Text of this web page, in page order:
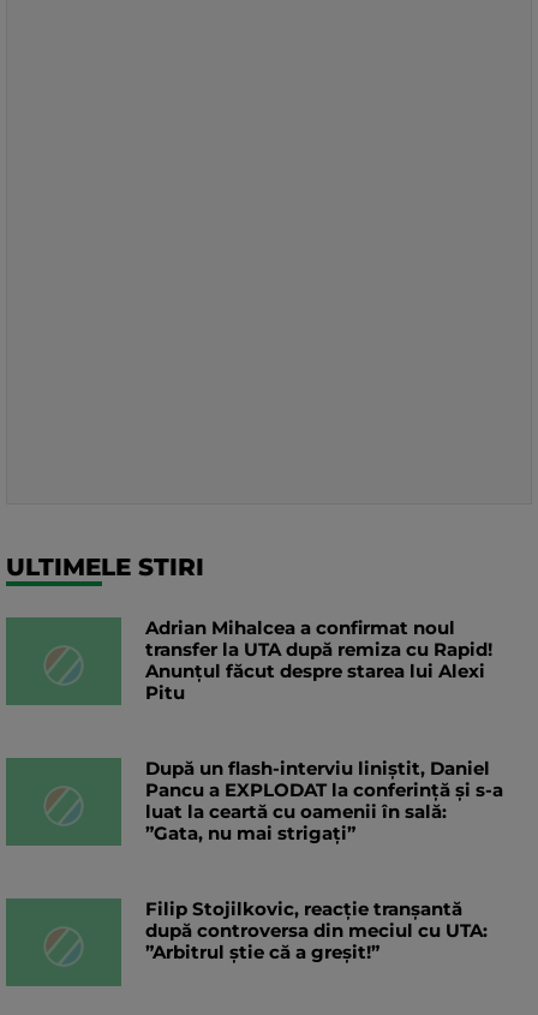
ULTIMELE STIRI
Adrian Mihalcea a confirmat noul
transfer la UTA după remiza cu Rapid!
Anunțul făcut despre starea lui Alexi
Pitu
După un flash-interviu liniștit, Daniel
Pancu a EXPLODAT la conferință și s-a
luat la ceartă cu oamenii în sală:
”Gata, nu mai strigați”
Filip Stojilkovic, reacție tranșantă
după controversa din meciul cu UTA:
”Arbitrul știe că a greșit!”